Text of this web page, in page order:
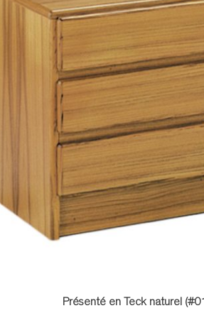
Présenté en Teck naturel